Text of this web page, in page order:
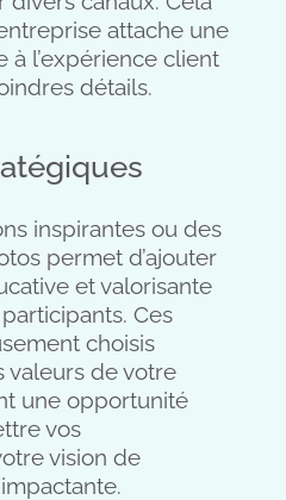
attache une
l’expérience client
détails.
inspirantes ou des
permet d’ajouter
et valorisante
Ces
choisis
valeurs de votre
une opportunité
vos
vision de